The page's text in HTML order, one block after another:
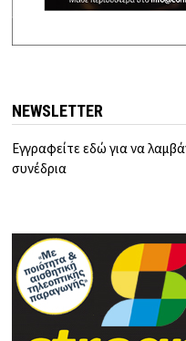
NEWSLETTER
Εγγραφείτε εδώ για να
συνέδρια